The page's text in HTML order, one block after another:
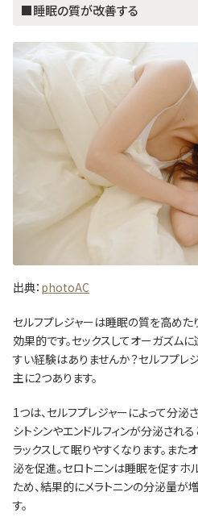
■睡眠の質が改善する
出典： photoAC
セルフプレジャーは睡眠の質を高めた
効果的です。セックスしてオーガズム
すい経験はありませんか？セルフプレ
主に2つあります。
1つは、セルフプレジャーによって分泌
シトシンやエンドルフィンが分泌され
ラックスして眠りやすくなります。また
泌を促進。セロトニンは睡眠を促すホ
ため、結果的にメラトニンの分泌量が
す。